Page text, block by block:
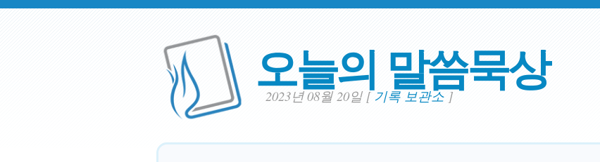
오늘의 말씀묵상
2023년 08월 20일 [기록 보관소]